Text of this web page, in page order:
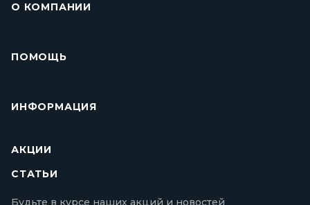
О КОМПАНИИ
ПОМОЩЬ
ИНФОРМАЦИЯ
АКЦИИ
СТАТЬИ
Будьте в курсе наших акций и новостей